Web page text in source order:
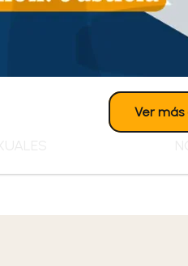
Ver